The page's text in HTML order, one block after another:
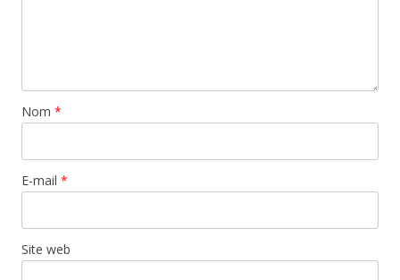
Nom *
E-mail *
Site web